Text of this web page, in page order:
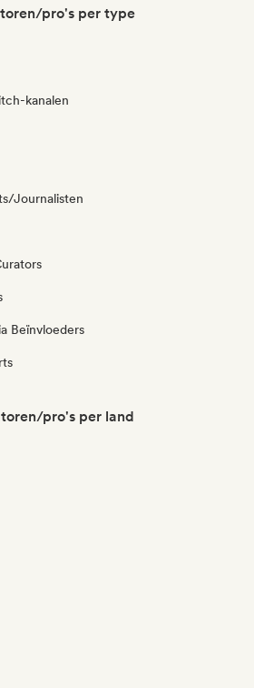
pro's per type
kanalen
Journalisten
Beïnvloeders
pro's per land